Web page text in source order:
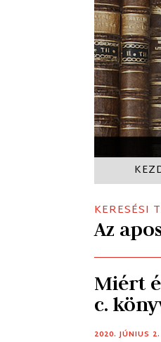
KERESÉSI
Az
Miért
c.
2020. JÚNIUS 2.